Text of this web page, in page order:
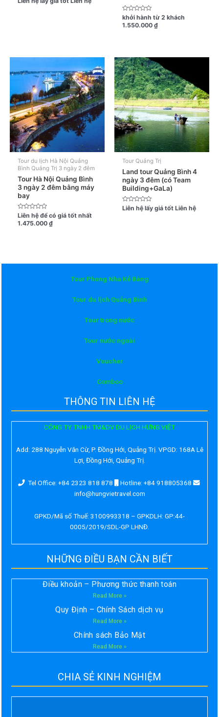
Được
xếp
hạng
khởi hành từ 2 khách
1.550.000₫
Tour du lịch Hà Nội Quảng
Bình Quảng Trị 3 ngày 2 đêm
Tour Hà Nội Quảng Bình
3 ngày 2 đêm bằng máy
bay
Được
hạng
Liên hệ để có giá tốt nhất
1.475.000₫
Tour Quảng Trị
Land tour Quảng Bình 4
ngày 3 đêm (có Team
Building+GaLa)
Được
Liên hệ lấy giá tốt Liên hệ
Tour Phong Nha Kẻ Bàng
Tour du lịch Quảng Bình
Tour trong nước
Tour nước ngoài
Voucher
Comboo
THÔNG TIN LIÊN HỆ
CÔNG TY TNHH TM&DV DU LỊCH HƯNG VIỆT
Add: 288 Nguyễn Văn Cừ, P. Đồng Hới, Quảng Trị. VPGD: 168A Lê
Lợi, Đồng Hới, Quảng Trị.
Tel Office: +84 2323 818 878
Hotline: +84 918805368
info@hungvietravel.com
GPKD/Mã số Thuế: 3100993318 – GPKDLH: GP:44-
0005/2019/SDL-GP LHNĐ.
NHỮNG ĐIỀU BẠN CẦN BIẾT
Điều khoản – Phương thức thanh toán
Read More »
Quy Định – Chính Sách dịch vụ
Read More »
Chính sách Bảo Mật
Read More »
CHIA SẺ KINH NGHIỆM